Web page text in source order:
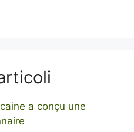
a conçu une